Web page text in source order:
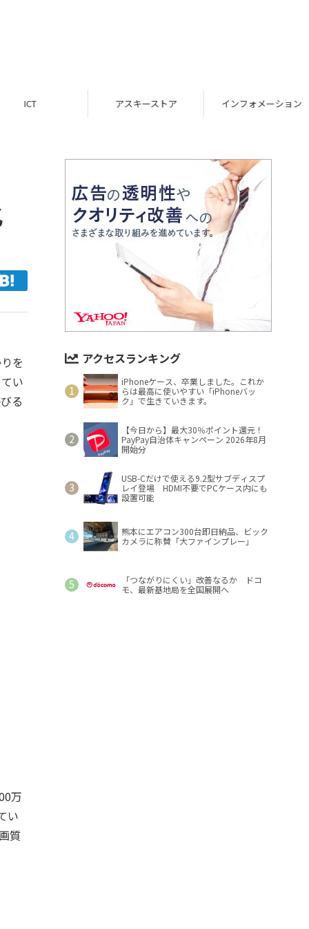
ICT アスキーストア インフォメーション
を
い
る
万
い
質
アクセスランキング
iPhoneケース、卒業しました。これか
らは最高に使いやすい「iPhoneバッ
ク」で生きていきます。
【今日から】最大30％ポイント還元！
PayPay自治体キャンペーン 2026年8月
開始分
USB-Cだけで使える9.2型サブディスプ
レイ登場 HDMI不要でPCケース内にも
設置可能
熊本にエアコン300台即日納品、ビック
カメラに称賛「大ファインプレー」
「つながりにくい」改善なるか ドコ
モ、最新基地局を全国展開へ